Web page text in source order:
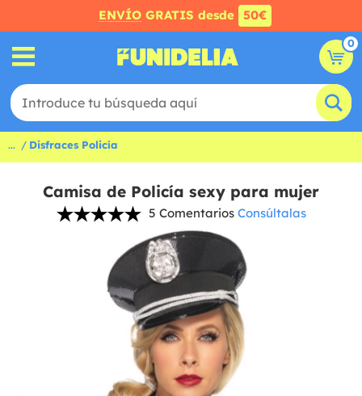
ENVÍO GRATIS desde 50€
0
... Disfraces Policía
Camisa de Policía sexy para mujer
5 Comentarios Consúltalas